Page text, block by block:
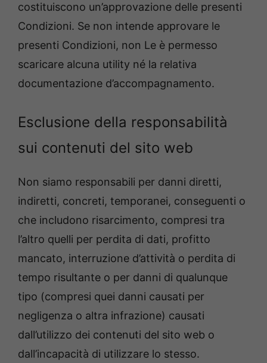
costituiscono un’approvazione delle presenti
Condizioni. Se non intende approvare le
presenti Condizioni, non Le è permesso
scaricare alcuna utility né la relativa
documentazione d’accompagnamento.
Esclusione della responsabilità
sui contenuti del sito web
Non siamo responsabili per danni diretti,
indiretti, concreti, temporanei, conseguenti o
che includono risarcimento, compresi tra
l’altro quelli per perdita di dati, profitto
mancato, interruzione d’attività o perdita di
tempo risultante o per danni di qualunque
tipo (compresi quei danni causati per
negligenza o altra infrazione) causati
dall’utilizzo dei contenuti del sito web o
dall’incapacità di utilizzare lo stesso.